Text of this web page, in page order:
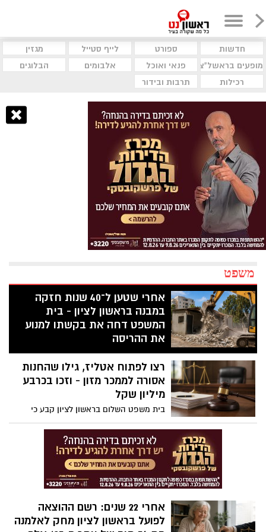
חדשות ספורט לייף סטייל
מגזין
מופעים בראשל"צ
פנאי ואוכל אלבומים
הבלוגים
רכילות
תרבות ובידור
משפט
אחרי שטען ל־40 שנות חזקה
במבנה בראשון לציון - בית
המשפט דחה את בקשתו למנוע
את ההריסה
התושב טען כי ירש את המבנה מבני משפחתו
והציג חשבונות חשמל בני עשרות שנים, אך
בית המשפט קבע כי לא הוכיח זכות קניינית
במקרקעין. צו ההריסה נותר על כנו והוא חויב
רצו לפתוח אטליז, גילו שהחנות
אסורה לממכר מזון - וזכו בכרבע
מיליון שקל
בית משפט השלום בראשון לציון קבע כי
בעלת הנכס לא גילתה לשוכרת שמכירת מזון
אסורה במקום. בעקבות הפרת חובת הגילוי
בוטל הסכם השכירות, והמשכירה חויבה
להשיב כספים ולשלם הוצאות בסכום כולל של
אחרי 22 שנים: רשם ההוצאה
לפועל בראשון לציון מחק לאלמנה